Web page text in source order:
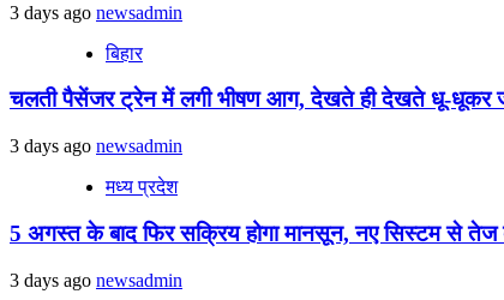
3 days ago newsadmin
बिहार
चलती पैसेंजर ट्रेन में लगी भीषण आग, देखते ही देखते धू-धूकर जली
3 days ago newsadmin
मध्य प्रदेश
5 अगस्त के बाद फिर सक्रिय होगा मानसून, नए सिस्टम से
3 days ago newsadmin